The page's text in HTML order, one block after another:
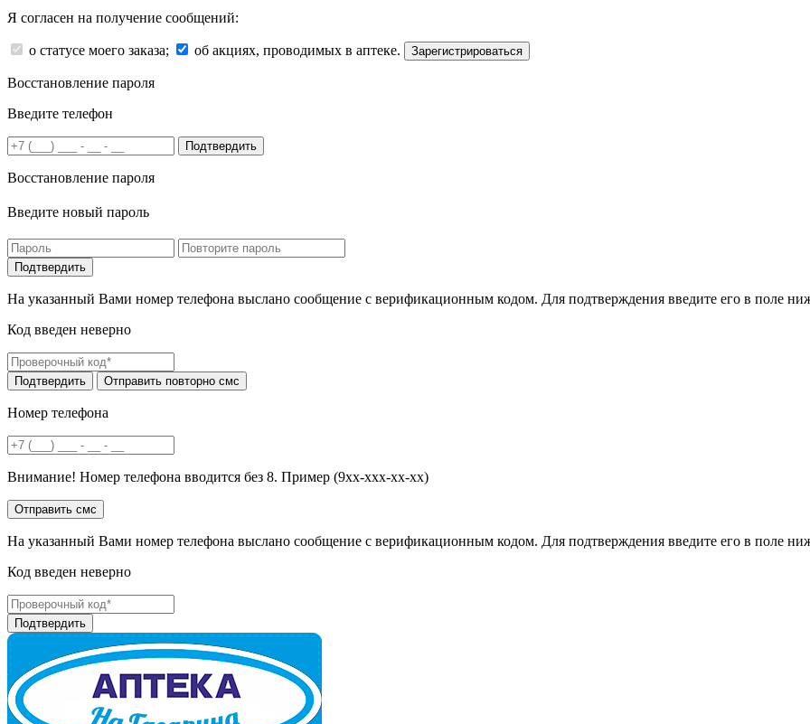
Я согласен на получение сообщений:
о статусе моего заказа; об акциях, проводимых в аптеке. Зарегистрироваться
Восстановление пароля
Введите телефон
Подтвердить
Восстановление пароля
Введите новый пароль
На указанный Вами номер телефона выслано сообщение с верификационным кодом. Для подтверждения введите его в поле
Код введен неверно
Номер телефона
Внимание! Номер телефона вводится без 8. Пример (9хх-ххх-хх-хх)
На указанный Вами номер телефона выслано сообщение с верификационным кодом. Для подтверждения введите его в поле
Код введен неверно